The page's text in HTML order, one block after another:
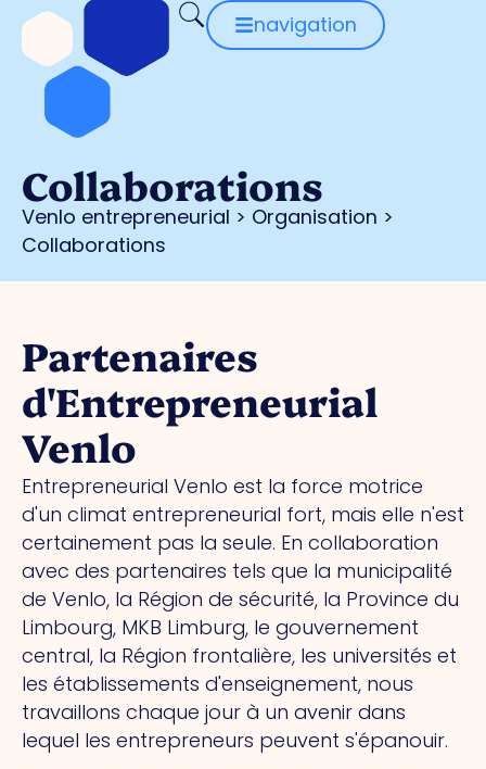
navigation
Collaborations
Venlo entrepreneurial > Organisation >
Collaborations
Partenaires
d'Entrepreneurial
Venlo
Entrepreneurial Venlo est la force motrice
d'un climat entrepreneurial fort, mais elle n'est
certainement pas la seule. En collaboration
avec des partenaires tels que la municipalité
de Venlo, la Région de sécurité, la Province du
Limbourg, MKB Limburg, le gouvernement
central, la Région frontalière, les universités et
les établissements d'enseignement, nous
travaillons chaque jour à un avenir dans
lequel les entrepreneurs peuvent s'épanouir.